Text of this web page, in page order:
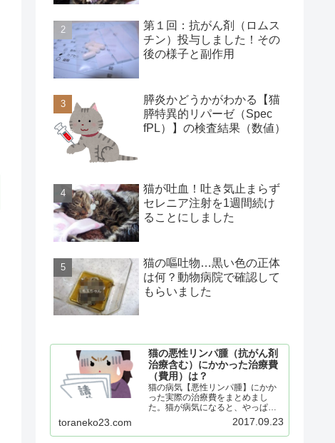
第１回：抗がん剤（ロムス
チン）投与しました！その
後の様子と副作用
膵炎かどうかがわかる【猫
膵特異的リパーゼ（Spec
fPL）】の検査結果（数値）
猫が吐血！吐き気止まらず
セレニア注射を1週間続け
ることにしました
猫の嘔吐物…黒い色の正体
は何？動物病院で確認して
もらいました
猫の悪性リンパ腫（抗がん剤
治療含む）にかかった治療費
（費用）は？
猫の病気【悪性リンパ腫】にかか
った実際の治療費をまとめまし
た。猫が病気になると、やっぱり
気になるのが治療費ですよね。同
じ病気（悪性リンパ腫）でも、そ
の仔の個体差や病気の進行状況で
toraneko23.com 2017.09.23